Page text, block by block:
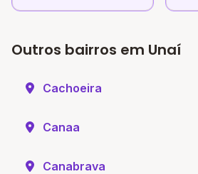
Outros bairros em Unaí
Cachoeira
Canaa
Canabrava